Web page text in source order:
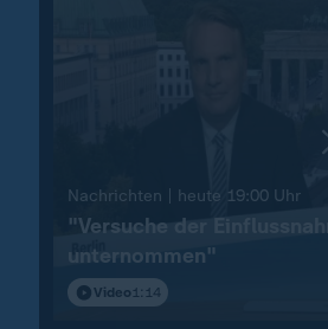
Nachrichten | heute 19:00 Uhr:
"Versuche der
unternommen"
Video 1:14